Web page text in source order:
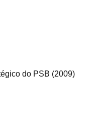
do PSB (2009)